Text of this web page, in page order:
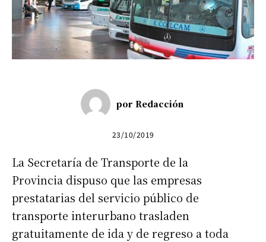
por Redacción
23/10/2019
La Secretaría de Transporte de la
Provincia dispuso que las empresas
prestatarias del servicio público de
transporte interurbano trasladen
gratuitamente de ida y de regreso a toda